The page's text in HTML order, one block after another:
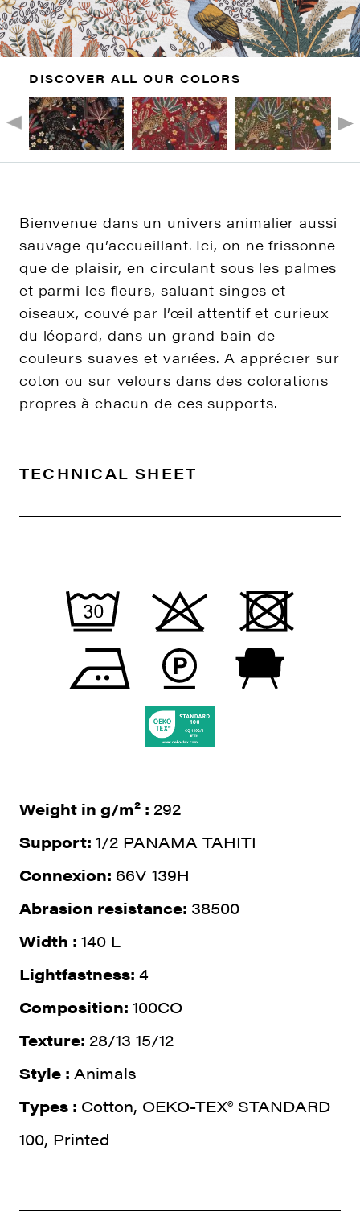
DISCOVER ALL OUR COLORS
Bienvenue dans un univers animalier aussi
sauvage qu’accueillant. Ici, on ne frissonne
que de plaisir, en circulant sous les palmes
et parmi les fleurs, saluant singes et
oiseaux, couvé par l’œil attentif et curieux
du léopard, dans un grand bain de
couleurs suaves et variées. A apprécier sur
coton ou sur velours dans des colorations
propres à chacun de ces supports.
TECHNICAL SHEET
Weight in g/m² : 292
Support: 1/2 PANAMA TAHITI
Connexion: 66V 139H
Abrasion resistance: 38500
Width : 140 L
Lightfastness: 4
Composition: 100CO
Texture: 28/13 15/12
Style : Animals
Types : Cotton, OEKO-TEX® STANDARD
100, Printed